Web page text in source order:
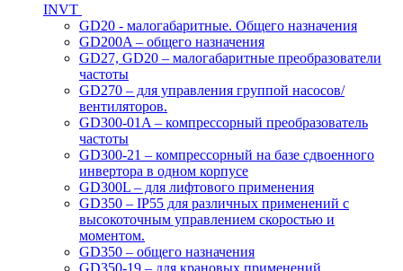
INVT
GD20 - малогабаритные. Общего назначения
GD200A – общего назначения
GD27, GD20 – малогабаритные преобразователи
частоты
GD270 – для управления группой насосов/
вентиляторов.
GD300-01A – компрессорный преобразователь
частоты
GD300-21 – компрессорный на базе сдвоенного
инвертора в одном корпусе
GD300L – для лифтового применения
GD350 – IP55 для различных применений с
высокоточным управлением скоростью и
моментом.
GD350 – общего назначения
GD350-19 – для крановых применений